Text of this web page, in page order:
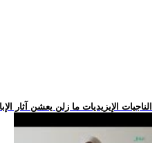
.. الناجيات الإيزيديات ما زلن يعشن آثار